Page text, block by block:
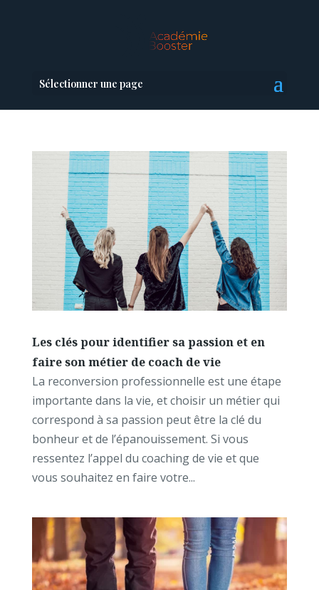
Sélectionner une page
Les clés pour identifier sa passion et en
faire son métier de coach de vie
La reconversion professionnelle est une étape
importante dans la vie, et choisir un métier qui
correspond à sa passion peut être la clé du
bonheur et de l’épanouissement. Si vous
ressentez l’appel du coaching de vie et que
vous souhaitez en faire votre...